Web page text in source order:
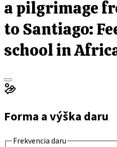
a pilgrimage
to Santiago:
school in
Forma a výška daru
Frekvencia daru